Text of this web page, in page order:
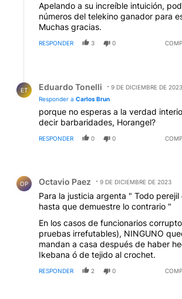
Apelando a su increíble intuición,
números del telekino ganador para
Muchas gracias.
RESPONDER 3 0
ET Eduardo Tonelli
9 DE DICIEMBRE DE 2023
Responder a Carlos Brun
porque no esperas a la verdad
decir barbaridades, Horangel?
RESPONDER 0 0
OP Octavio Paez 9 DE DICIEMBRE DE 2023
Para la justicia argenta " Todo perejil
hasta que demuestre lo contrario "
En los casos de funcionarios
pruebas irrefutables), NINGUNO
mandan a casa después de haber
Ikebana ó de tejido al crochet.
RESPONDER 2 0